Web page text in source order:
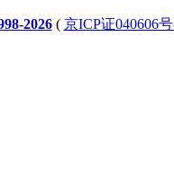
2026( 京ICP证040606